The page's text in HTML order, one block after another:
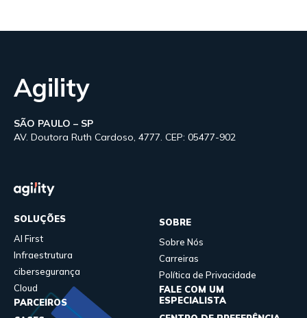
Agility
SÃO PAULO – SP
AV. Doutora Ruth Cardoso, 4777. CEP: 05477-902
SOLUÇÕES
AI First
Infraestrutura
cibersegurança
Cloud
PARCEIROS
SOBRE
Sobre Nós
Carreiras
Política de Privacidade
FALE COM UM
ESPECIALISTA